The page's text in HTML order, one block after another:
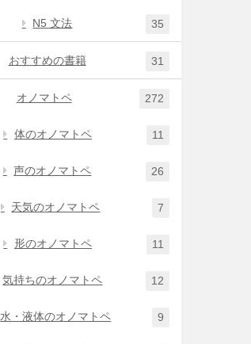
N5 文法 35
おすすめの書籍 31
オノマトペ 272
体のオノマトペ 11
声のオノマトペ 26
天気のオノマトペ 7
形のオノマトペ 11
気持ちのオノマトペ 12
水・液体のオノマトペ 9